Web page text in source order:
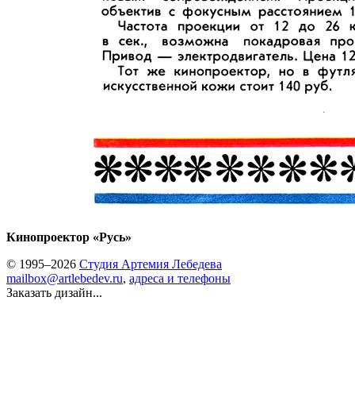
Кинопроектор «Русь»
© 1995–2026 Студия Артемия Лебедева
mailbox@artlebedev.ru, адреса и телефоны
Заказать дизайн...